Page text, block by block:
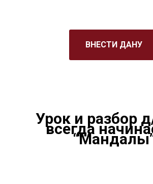
ВНЕСТИ ДАНУ
Урок и разбор
всегда